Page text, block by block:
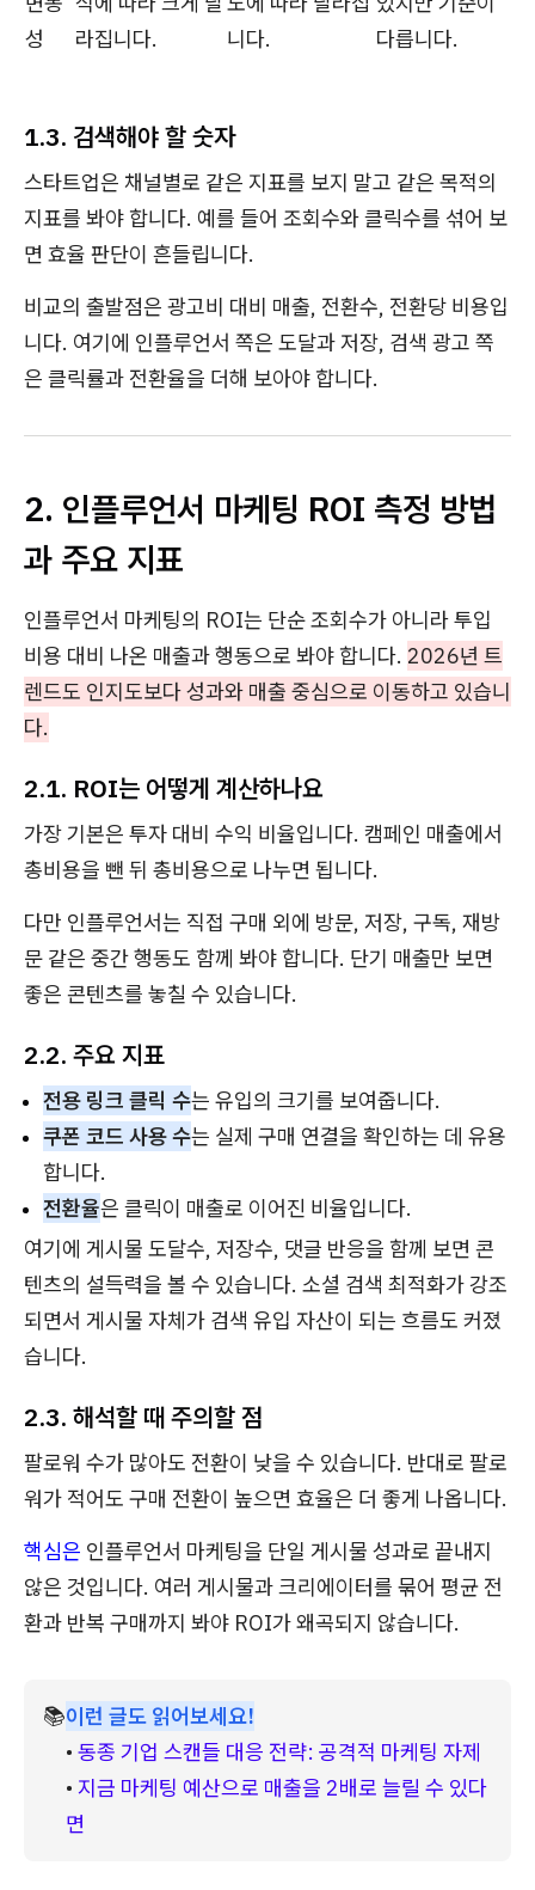
성
라집니다.
니다.
다릅니다.
1.3. 검색해야 할 숫자
스타트업은 채널별로 같은 지표를 보지 말고 같은 목적의
지표를 봐야 합니다. 예를 들어 조회수와 클릭수를 섞어 보
면 효율 판단이 흔들립니다.
비교의 출발점은 광고비 대비 매출, 전환수, 전환당 비용입
니다. 여기에 인플루언서 쪽은 도달과 저장, 검색 광고 쪽
은 클릭률과 전환율을 더해 보아야 합니다.
2. 인플루언서 마케팅 ROI 측정 방법
과 주요 지표
인플루언서 마케팅의 ROI는 단순 조회수가 아니라 투입
비용 대비 나온 매출과 행동으로 봐야 합니다. 2026년 트
렌드도 인지도보다 성과와 매출 중심으로 이동하고 있습니
다.
2.1. ROI는 어떻게 계산하나요
가장 기본은 투자 대비 수익 비율입니다. 캠페인 매출에서
총비용을 뺀 뒤 총비용으로 나누면 됩니다.
다만 인플루언서는 직접 구매 외에 방문, 저장, 구독, 재방
문 같은 중간 행동도 함께 봐야 합니다. 단기 매출만 보면
좋은 콘텐츠를 놓칠 수 있습니다.
2.2. 주요 지표
전용 링크 클릭 수는 유입의 크기를 보여줍니다.
쿠폰 코드 사용 수는 실제 구매 연결을 확인하는 데 유용
합니다.
전환율은 클릭이 매출로 이어진 비율입니다.
여기에 게시물 도달수, 저장수, 댓글 반응을 함께 보면 콘
텐츠의 설득력을 볼 수 있습니다. 소셜 검색 최적화가 강조
되면서 게시물 자체가 검색 유입 자산이 되는 흐름도 커졌
습니다.
2.3. 해석할 때 주의할 점
팔로워 수가 많아도 전환이 낮을 수 있습니다. 반대로 팔로
워가 적어도 구매 전환이 높으면 효율은 더 좋게 나옵니다.
핵심은 인플루언서 마케팅을 단일 게시물 성과로 끝내지
않은 것입니다. 여러 게시물과 크리에이터를 묶어 평균 전
환과 반복 구매까지 봐야 ROI가 왜곡되지 않습니다.
📚이런 글도 읽어보세요!
• 동종 기업 스캔들 대응 전략: 공격적 마케팅 자제
• 지금 마케팅 예산으로 매출을 2배로 늘릴 수 있다
면